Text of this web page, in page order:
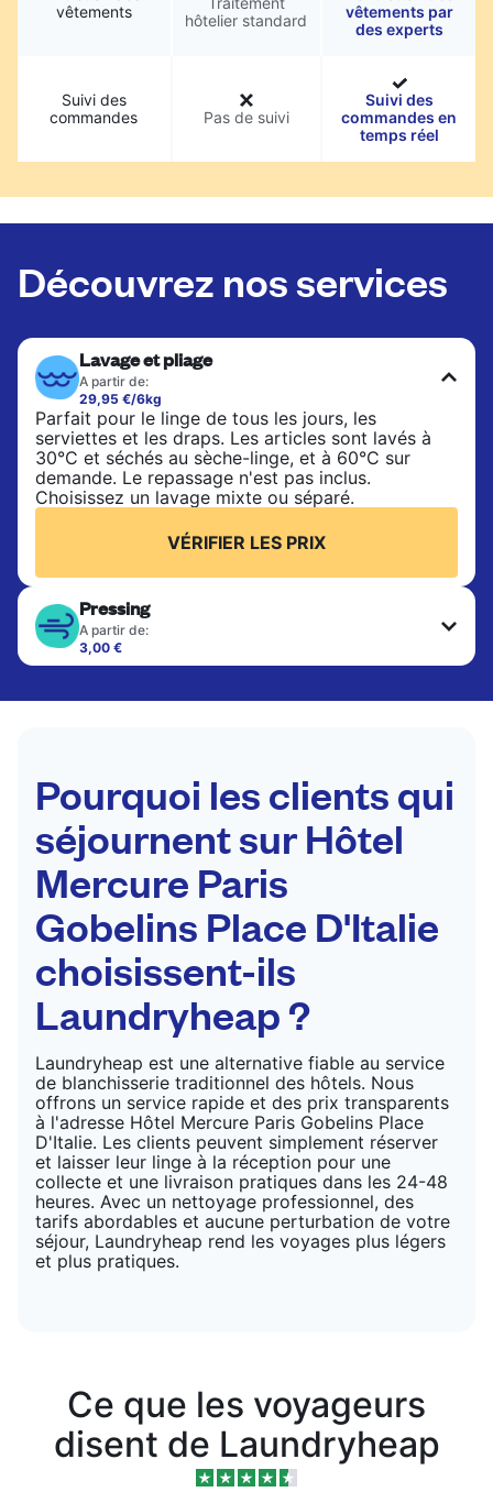
vêtements
hôtelier standard
vêtements par
des experts
Suivi des
commandes
Pas de suivi
Suivi des
commandes en
temps réel
Découvrez nos services
Lavage et pliage
A partir de:
29,95 €/6kg
Parfait pour le linge de tous les jours, les
serviettes et les draps. Les articles sont lavés à
30°C et séchés au sèche-linge, et à 60°C sur
demande. Le repassage n'est pas inclus.
Choisissez un lavage mixte ou séparé.
VÉRIFIER LES PRIX
Pressing
A partir de:
3,00 €
Les articles délicats sont nettoyés à sec et finis
costumes, les robes, les manteaux et les tissus
VÉRIFIER LES PRIX
Pourquoi les clients qui
séjournent sur Hôtel
Mercure Paris
Gobelins Place D'Italie
choisissent-ils
Laundryheap ?
Laundryheap est une alternative fiable au service
de blanchisserie traditionnel des hôtels. Nous
offrons un service rapide et des prix transparents
à l'adresse Hôtel Mercure Paris Gobelins Place
D'Italie. Les clients peuvent simplement réserver
et laisser leur linge à la réception pour une
collecte et une livraison pratiques dans les 24-48
heures. Avec un nettoyage professionnel, des
tarifs abordables et aucune perturbation de votre
séjour, Laundryheap rend les voyages plus légers
et plus pratiques.
Ce que les voyageurs
disent de Laundryheap